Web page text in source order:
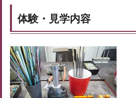
体験・見学内容